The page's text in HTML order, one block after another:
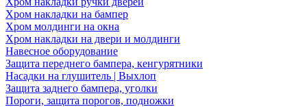
Хром накладки на бампер
Хром молдинги на окна
Хром накладки на двери и молдинги
Навесное оборудование
Защита переднего бампера, кенгурятники
Насадки на глушитель | Выхлоп
Защита заднего бампера, уголки
Пороги, защита порогов, подножки